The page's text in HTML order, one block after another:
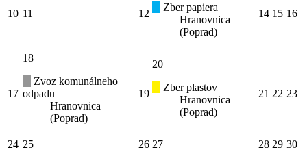
10 11 12
Zber papiera
Hranovnica
(Poprad)
14 15 16
17
18
Zvoz komunálneho
odpadu
Hranovnica
(Poprad)
19
20
Zber plastov
Hranovnica
(Poprad)
21 22 23
24 25 26 27 28 29 30